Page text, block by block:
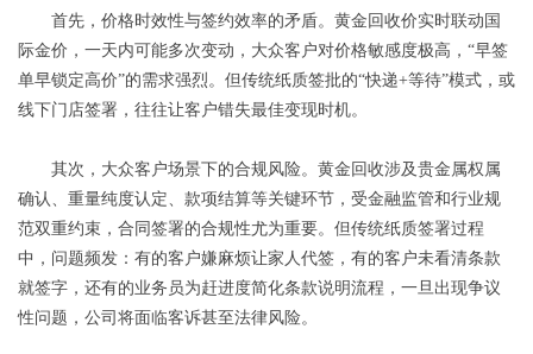
首先，价格时效性与签约效率的矛盾。黄金回收价实时联动国
际金价，一天内可能多次变动，大众客户对价格敏感度极高，“早签
单早锁定高价”的需求强烈。但传统纸质签批的“快递+等待”模式，或
线下门店签署，往往让客户错失最佳变现时机。
其次，大众客户场景下的合规风险。黄金回收涉及贵金属权属
确认、重量纯度认定、款项结算等关键环节，受金融监管和行业规
范双重约束，合同签署的合规性尤为重要。但传统纸质签署过程
中，问题频发：有的客户嫌麻烦让家人代签，有的客户未看清条款
就签字，还有的业务员为赶进度简化条款说明流程，一旦出现争议
性问题，公司将面临客诉甚至法律风险。